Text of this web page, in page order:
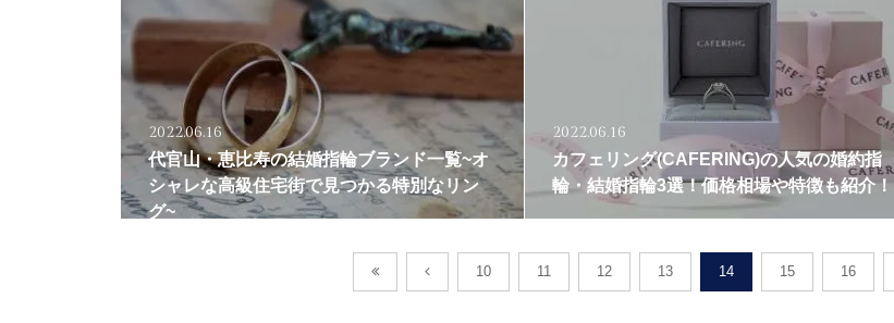
2022.06.16
代官山・恵比寿の結婚指輪ブランド一覧~オ
シャレな高級住宅街で見つかる特別なリン
グ~
2022.06.16
カフェリング(CAFERING)の人気の婚約指
輪・結婚指輪3選！価格相場や特徴も紹介！
10 11 12 13 14 15 16